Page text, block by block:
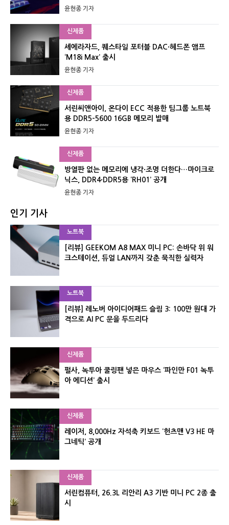
윤현종 기자
신제품
셰에라자드, 퀘스타일 포터블 DAC·헤드폰 앰프
‘M18i Max’ 출시
윤현종 기자
신제품
서린씨앤아이, 온다이 ECC 적용한 팀그룹 노트북
용 DDR5-5600 16GB 메모리 발매
윤현종 기자
신제품
방열판 없는 메모리에 냉각·조명 더한다…마이크로
닉스, DDR4·DDR5용 ‘RH01’ 공개
윤현종 기자
인기 기사
노트북
[리뷰] GEEKOM A8 MAX 미니 PC: 손바닥 위 워
크스테이션, 듀얼 LAN까지 갖춘 묵직한 실력자
노트북
[리뷰] 레노버 아이디어패드 슬림 3: 100만 원대 가
격으로 AI PC 문을 두드리다
신제품
펄사, 녹투아 쿨링팬 넣은 마우스 ‘파인만 F01 녹투
아 에디션’ 출시
신제품
레이저, 8,000Hz 자석축 키보드 ‘헌츠맨 V3 HE 마
그네틱’ 공개
신제품
서린컴퓨터, 26.3L 리안리 A3 기반 미니 PC 2종 출
시